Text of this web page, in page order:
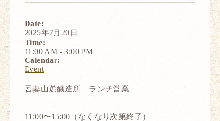
Date:
2025年7月20日
Time:
11:00 AM -3:00 PM
Calendar:
Event
吾妻山麓醸造所 ランチ営業
11:00〜15:00（なくなり次第終了）